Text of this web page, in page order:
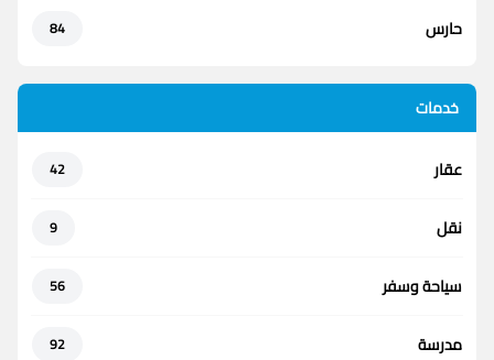
حارس 84
خدمات
عقار 42
نقل 9
سياحة وسفر 56
مدرسة 92